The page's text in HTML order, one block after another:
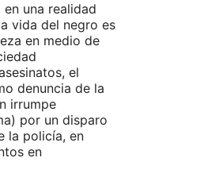
una realidad
vida del negro es
en medio de
el
denuncia de la
irrumpe
por un disparo
la policía, en
en